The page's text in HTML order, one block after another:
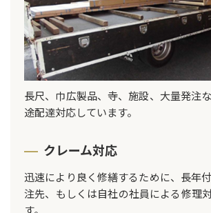
長尺、巾広製品、寺、施設、大量発注
途配達対応しています。
クレーム対応
迅速により良く修繕するために、長年
注先、もしくは自社の社員による修理